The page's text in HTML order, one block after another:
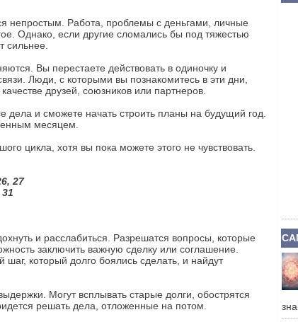
непростым. Работа, проблемы с деньгами, личные
Однако, если другие сломались бы под тяжестью
сильнее.
Вы перестаете действовать в одиночку и
Люди, с которыми вы познакомитесь в эти дни,
друзей, союзников или партнеров.
дела и сможете начать строить планы на будущий год.
месяцем.
цикла, хотя вы пока можете этого не чувствовать.
27
и расслабиться. Разрешатся вопросы, которые
заключить важную сделку или соглашение.
который долго боялись сделать, и найдут
Могут всплывать старые долги, обострятся
решать дела, отложенные на потом.